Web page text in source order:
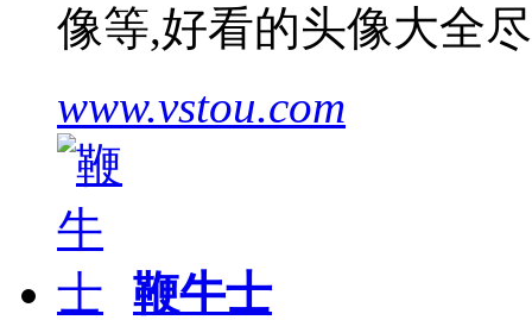
像等,好看的头像大全
www.vstou.com
鞭牛士